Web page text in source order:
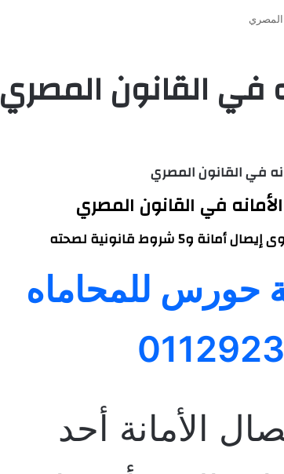
المصري
في القانون المصري
في القانون المصري
في القانون المصري
و5 شروط قانونية لصحته
للمحاماه
الأمانة أحد